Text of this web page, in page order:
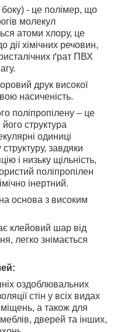
- це полімер, що
молекул
атоми хлору, це
дії хімічних речовин,
ґрат ПВХ
друк високої
насиченість.
поліпропілену – це
структура
одиниці
завдяки
і низьку щільність,
поліпропілен
інертний.
основа з високим
клейовий шар від
легко знімається
оздоблювальних
стін у всіх видах
а також для
дверей та інших,